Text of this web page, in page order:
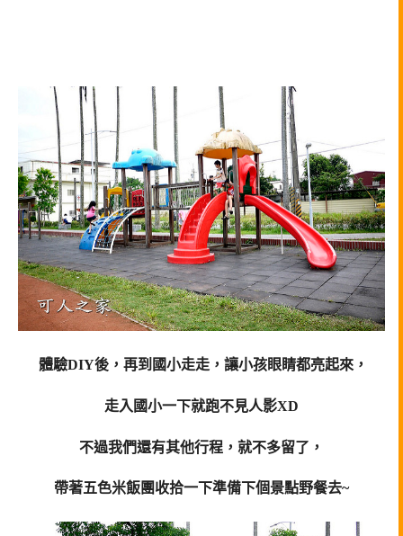
體驗DIY後，再到國小走走，讓小孩眼睛都亮起來，
走入國小一下就跑不見人影XD
不過我們還有其他行程，就不多留了，
帶著五色米飯團收拾一下準備下個景點野餐去~